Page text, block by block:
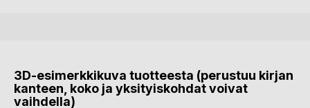
3D-esimerkkikuva tuotteesta (perustuu kirjan
kanteen, koko ja yksityiskohdat voivat
vaihdella)